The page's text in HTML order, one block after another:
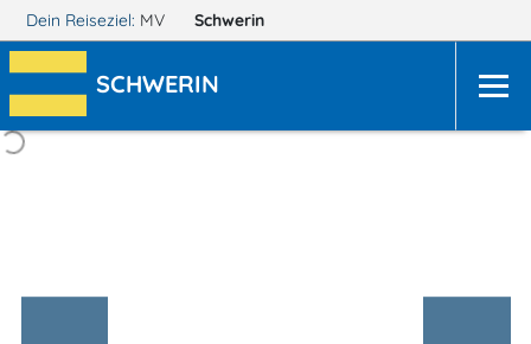
Dein Reiseziel: MV Schwerin
SCHWERIN